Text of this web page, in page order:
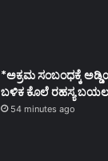
*ಅಕ್ರಮ ಸಂಬಂಧಕ್ಕೆ
ಬಳಿಕ ಕೊಲೆ ರಹಸ್ಯ
54 minutes ago